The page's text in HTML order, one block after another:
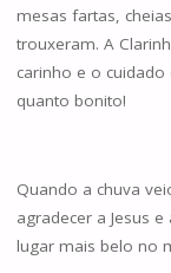
mesas fartas,
trouxeram. A
carinho e o
quanto bonito!
Quando a chuva
agradecer a Jesus
lugar mais belo no